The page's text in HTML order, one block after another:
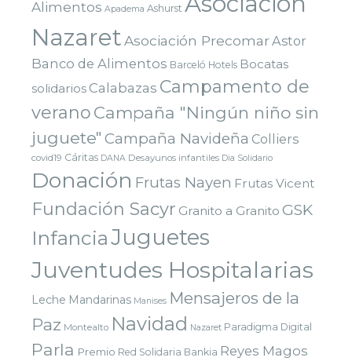
Alimentos Apadema Ashurst
NazaretAsociación PrecomarAstor
Banco de Alimentos Barceló Hotels Bocatas
solidarios Calabazas Campamento de
verano Campaña "Ningún niño sin
juguete" Campaña Navideña Colliers
covid19 Cáritas DANA Desayunos infantiles Dia Solidario
Donación Frutas Nayen Frutas Vicent
Fundación Sacyr Granito a Granito GSK
InfanciaJuguetes
Juventudes Hospitalarias
Leche Mandarinas Manises Mensajeros de la
Paz Montealto Navidad Nazaret Paradigma Digital
Parla Premio Red Solidaria Bankia Reyes Magos